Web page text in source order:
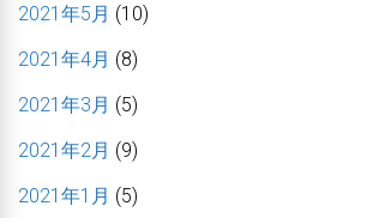
2021年5月 (10)
2021年4月 (8)
2021年3月 (5)
2021年2月 (9)
2021年1月 (5)